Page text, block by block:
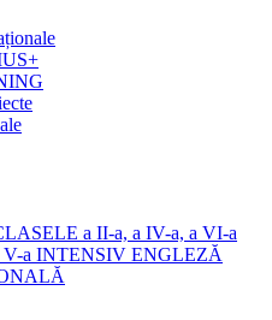
a II-a, a IV-a, a VI-a
a INTENSIV ENGLEZĂ